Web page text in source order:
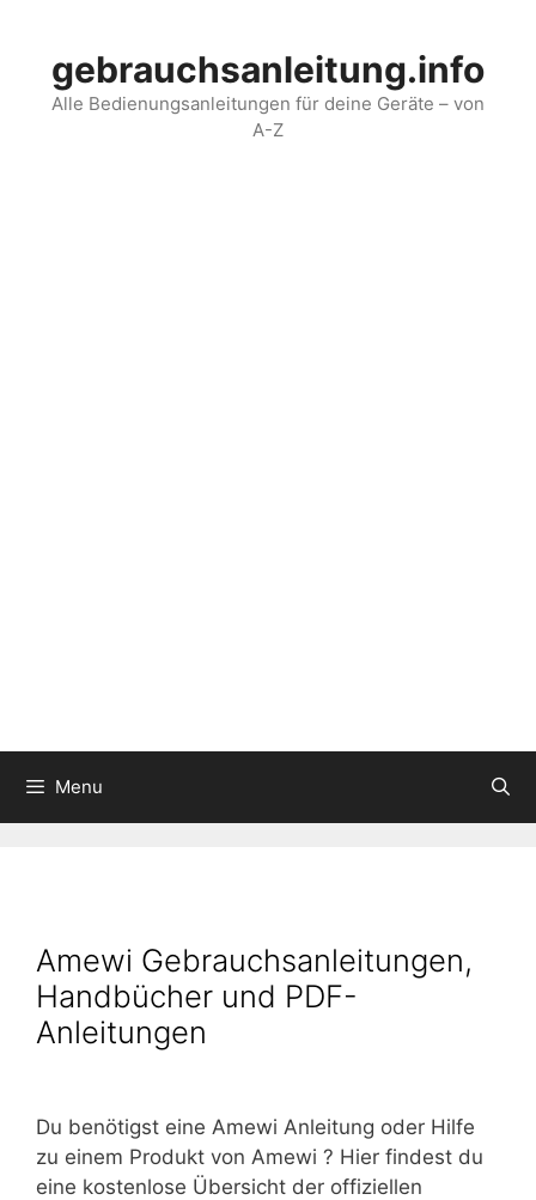
contentgebrauchsanleitung.info
Alle Bedienungsanleitungen für deine Geräte – von
A-Z
Menu
Amewi Gebrauchsanleitungen,
Handbücher und PDF-
Anleitungen
Du benötigst eine Amewi Anleitung oder Hilfe
zu einem Produkt von Amewi ? Hier findest du
eine kostenlose Übersicht der offiziellen